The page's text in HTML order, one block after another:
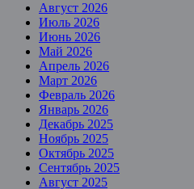
Август 2026
Июль 2026
Июнь 2026
Май 2026
Апрель 2026
Март 2026
Февраль 2026
Январь 2026
Декабрь 2025
Ноябрь 2025
Октябрь 2025
Сентябрь 2025
Август 2025